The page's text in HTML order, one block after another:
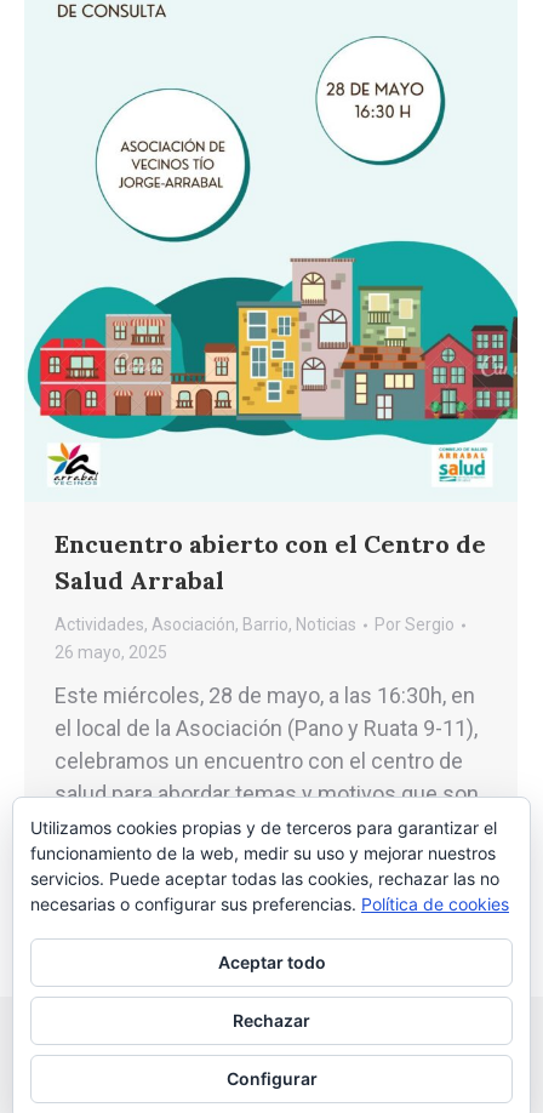
Encuentro abierto con el Centro de
Salud Arrabal
Actividades, Asociación, Barrio, Noticias PorSergio
26 mayo, 2025
Este miércoles, 28 de mayo, a las 16:30h, en
el local de la Asociación (Pano y Ruata 9-11),
celebramos un encuentro con el centro de
salud para abordar temas y motivos que son
frecuentes de consulta como cura de
heridas, quemaduras y picaduras.
Utilizamos cookies propias y de terceros para garantizar el
funcionamiento de la web, medir su uso y mejorar nuestros
servicios. Puede aceptar todas las cookies, rechazar las no
necesarias o configurar sus preferencias. Política de cookies
Aceptar todo
Rechazar
Configurar